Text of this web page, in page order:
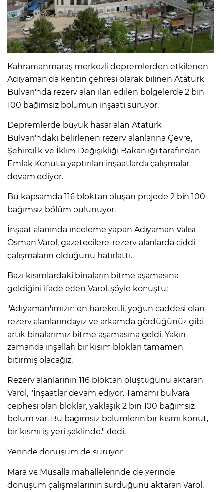
Kahramanmaraş merkezli depremlerden etkilenen
Adıyaman'da kentin çehresi olarak bilinen Atatürk
Bulvarı'nda rezerv alan ilan edilen bölgelerde 2 bin
100 bağımsız bölümün inşaatı sürüyor.
Depremlerde büyük hasar alan Atatürk
Bulvarı'ndaki belirlenen rezerv alanlarına Çevre,
Şehircilik ve İklim Değişikliği Bakanlığı tarafından
Emlak Konut'a yaptırılan inşaatlarda çalışmalar
devam ediyor.
Bu kapsamda 116 bloktan oluşan projede 2 bin 100
bağımsız bölüm bulunuyor.
İnşaat alanında inceleme yapan Adıyaman Valisi
Osman Varol, gazetecilere, rezerv alanlarda ciddi
çalışmaların olduğunu hatırlattı.
Bazı kısımlardaki binaların bitme aşamasına
geldiğini ifade eden Varol, şöyle konuştu:
"Adıyaman'ımızın en hareketli, yoğun caddesi olan
rezerv alanlarındayız ve arkamda gördüğünüz gibi
artık binalarımız bitme aşamasına geldi. Yakın
zamanda inşallah bir kısım blokları tamamen
bitirmiş olacağız."
Rezerv alanlarının 116 bloktan oluştuğunu aktaran
Varol, "İnşaatlar devam ediyor. Tamamı bulvara
cephesi olan bloklar, yaklaşık 2 bin 100 bağımsız
bölüm var. Bu bağımsız bölümlerin bir kısmı konut,
bir kısmı iş yeri şeklinde." dedi.
Yerinde dönüşüm de sürüyor
Mara ve Musalla mahallelerinde de yerinde
dönüşüm çalışmalarının sürdüğünü aktaran Varol,